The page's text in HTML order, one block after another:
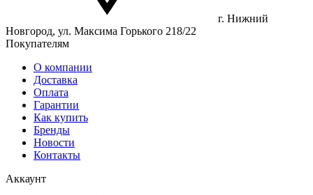
г. Нижний
Новгород, ул. Максима Горького 218/22
Покупателям
О компании
Доставка
Оплата
Гарантии
Как купить
Бренды
Новости
Контакты
Аккаунт